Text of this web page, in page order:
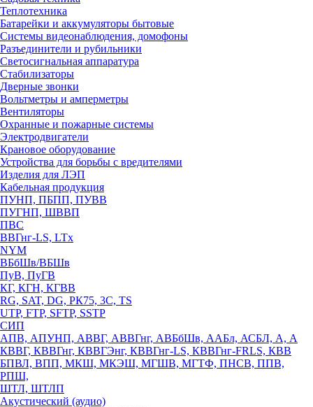
Теплотехника
Батарейки и аккумуляторы бытовые
Системы видеонаблюдения, домофоны
Разъединители и рубильники
Светосигнальная аппаратура
Стабилизаторы
Дверные звонки
Вольтметры и амперметры
Вентиляторы
Охранные и пожарные системы
Электродвигатели
Крановое оборудование
Устройства для борьбы с вредителями
Изделия для ЛЭП
Кабельная продукция
ПУНП, ПБПП, ПУВВ
ПУГНП, ШВВП
ПВС
ВВГнг-LS, LTx
NYM
ВБбШв/ВБШв
ПуВ, ПуГВ
КГ, КГН, КГВВ
RG, SAT, DG, РК75, 3С, TS
UTP, FTP, SFTP, SSTP
СИП
АПВ, АПУНП, АВВГ, АВВГнг, АВБбШв, ААБл, АСБЛ, А, А
КВВГ, КВВГнг, КВВГЭнг, КВВГнг-LS, КВВГнг-FRLS, КВВ
БПВЛ, ВПП, МКШ, МКЭШ, МГШВ, МГТФ, ПНСВ, ППВ,
РПШ,
ШТЛ, ШТЛП
Акустический (аудио)